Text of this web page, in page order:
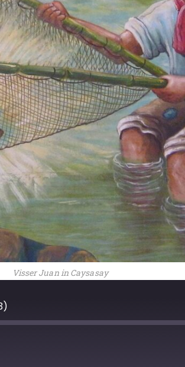
Visser Juan in Caysasay